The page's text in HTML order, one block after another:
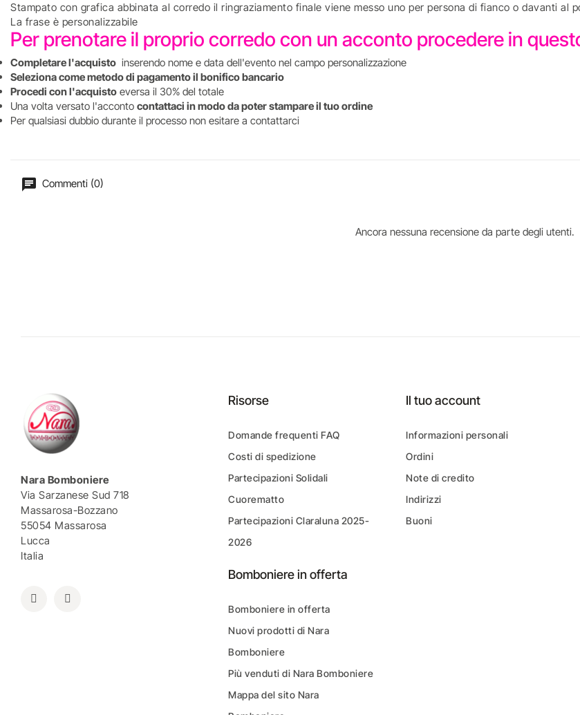
Stampato con grafica abbinata al corredo il ringraziamento finale viene messo uno per persona di fianco o davanti al
La frase è personalizzabile
Per prenotare il proprio corredo con un acconto procedere in
Completare l'acquisto inserendo nome e data dell'evento nel campo personalizzazione
Seleziona come metodo di pagamento il bonifico bancario
Procedi con l'acquisto eversa il 30% del totale
Una volta versato l'acconto contattaci in modo da poter stampare il tuo ordine
Per qualsiasi dubbio durante il processo non esitare a contattarci
Commenti (0)
Ancora nessuna recensione da parte degli utenti.
Nara Bomboniere
Via Sarzanese Sud 718
Massarosa-Bozzano
55054 Massarosa
Lucca
Italia
Risorse
Domande frequenti FAQ
Costi di spedizione
Partecipazioni Solidali
Cuorematto
Partecipazioni Claraluna 2025-
2026
Bomboniere in offerta
Bomboniere in offerta
Nuovi prodotti di Nara
Bomboniere
Più venduti di Nara Bomboniere
Mappa del sito Nara
Il tuo account
Informazioni personali
Ordini
Note di credito
Indirizzi
Buoni